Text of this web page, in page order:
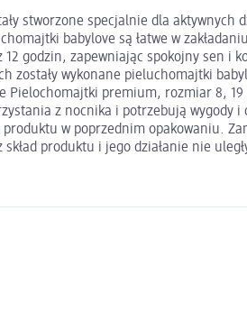
stworzone specjalnie dla
babylove są łatwe w
godzin, zapewniając spokojny sen
zostały wykonane pieluchomajtki
premium, rozmiar 8,
z nocnika i potrzebują wygody
w poprzednim opakowaniu.
produktu i jego działanie nie